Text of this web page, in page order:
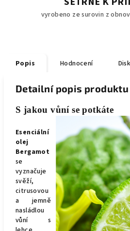
vyrobeno ze surovin z
Popis Hodnocení
Detailní popis produktu
S jakou vůní se potkáte
Esenciální
olej
Bergamot
se
vyznačuje
svěží,
citrusovou
a jemně
nasládlou
vůní s